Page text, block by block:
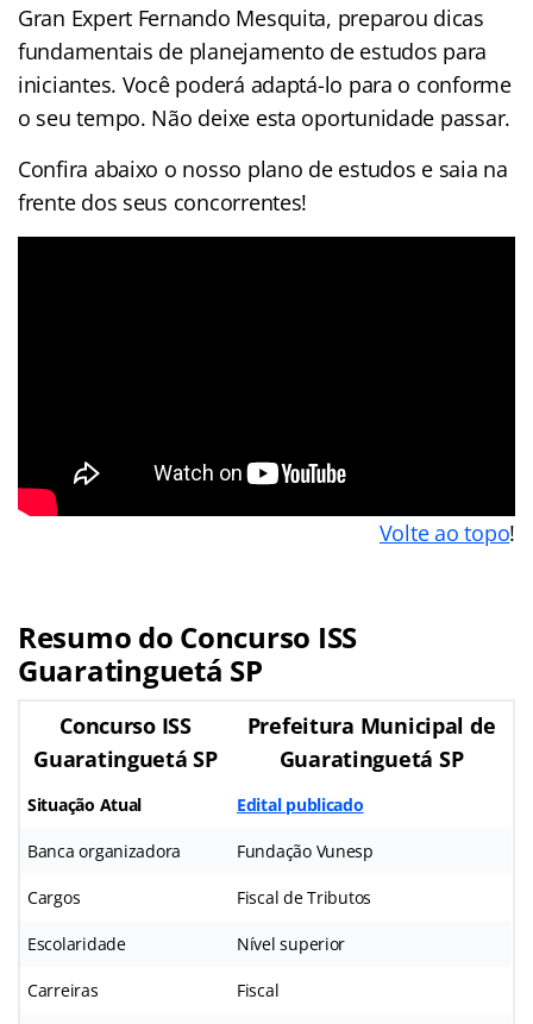
Gran Expert Fernando Mesquita, preparou dicas
fundamentais de planejamento de estudos para
iniciantes. Você poderá adaptá-lo para o conforme
o seu tempo. Não deixe esta oportunidade passar.
Confira abaixo o nosso plano de estudos e saia na
frente dos seus concorrentes!
Volte ao topo!
Resumo do Concurso ISS
Guaratinguetá SP
Concurso ISS
Guaratinguetá SP
Prefeitura Municipal de
Guaratinguetá SP
Situação Atual Edital publicado
Banca organizadora Fundação Vunesp
Cargos Fiscal de Tributos
Escolaridade Nível superior
Carreiras Fiscal